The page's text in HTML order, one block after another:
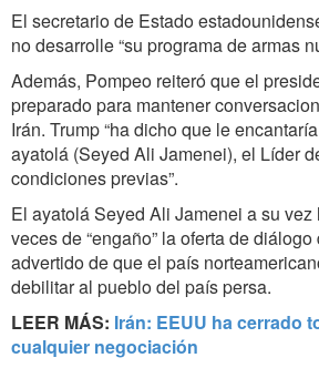
El secretario de Estado
no desarrolle “su programa de armas
Además, Pompeo reiteró que el
preparado para mantener
Irán. Trump “ha dicho que le
ayatolá (Seyed Ali Jamenei), el Líder
condiciones previas”.
El ayatolá Seyed Ali Jamenei a su vez
veces de “engaño” la oferta de
advertido de que el país
debilitar al pueblo del país persa.
LEER MÁS: Irán: EEUU ha cerrado
cualquier negociación